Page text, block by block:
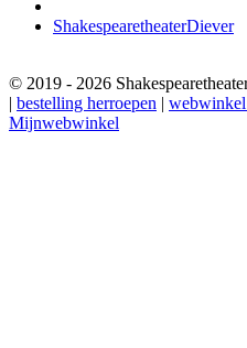
ShakespearetheaterDiever
© 2019 - 2026
| bestelling herroepen |
Mijnwebwinkel